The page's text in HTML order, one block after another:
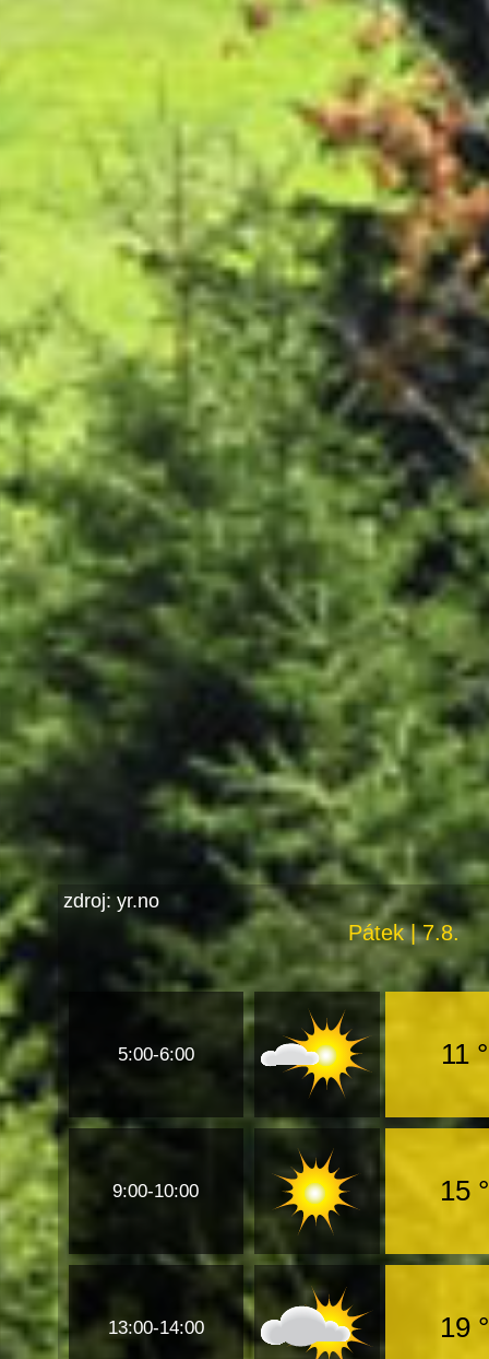
zdroj: yr.no
Pátek | 7.8.
5:00-6:00 11
9:00-10:00 15
13:00-14:00 19